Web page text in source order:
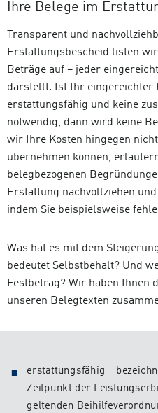
Ihre Belege im
Transparent und
Erstattungsbescheid listen
Beträge auf – jeder
darstellt. Ist Ihr eingereichter
erstattungsfähig und keine
notwendig, dann wird keine
wir Ihre Kosten hingegen
übernehmen können,
belegbezogenen
Erstattung nachvollziehen
indem Sie beispielsweise
Was hat es mit dem
bedeutet Selbstbehalt? Und
Festbetrag? Wir haben Ihnen
unseren Belegtexten
erstattungsfähig =
Zeitpunkt der
geltenden